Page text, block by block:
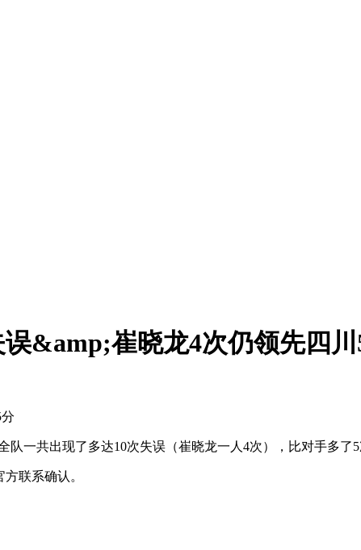
&amp;崔晓龙4次仍领先四
一共出现了多达10次失误（崔晓龙一人4次），比对手多了
联系确认。